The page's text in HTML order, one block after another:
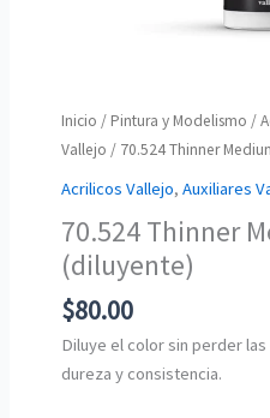
Inicio / Pintura y Modelismo /
Vallejo / 70.524 Thinner
Acrilicos Vallejo,Auxiliares
70.524 Thinner
(diluyente)
$80.00
Diluye el color sin perder
dureza y consistencia.